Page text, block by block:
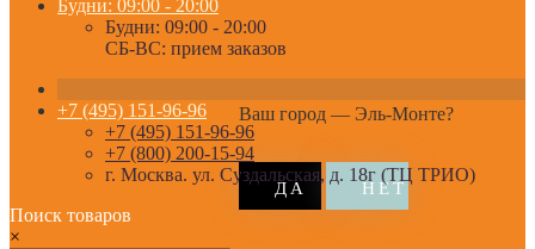
Будни: 09:00 - 20:00
Будни: 09:00 - 20:00
СБ-ВС: прием заказов
Ваш город — Эль-Монте?
+7 (495) 151-96-96
+7 (495) 151-96-96
+7 (800) 200-15-94
г. Москва. ул. Суздальская, д. 18г (ТЦ ТРИО)
Поиск товаров
×